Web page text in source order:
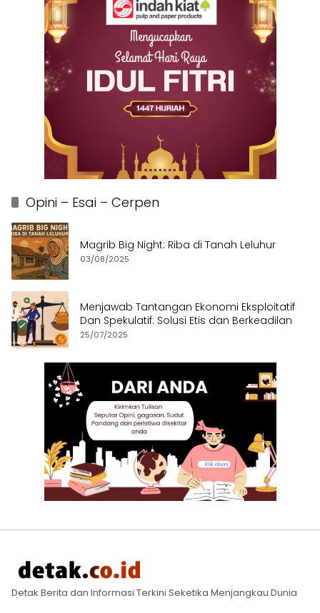
Opini – Esai – Cerpen
Magrib Big Night: Riba di Tanah Leluhur
03/08/2025
Menjawab Tantangan Ekonomi Eksploitatif
Dan Spekulatif: Solusi Etis dan Berkeadilan
25/07/2025
Detak Berita dan Informasi Terkini Seketika Menjangkau Dunia